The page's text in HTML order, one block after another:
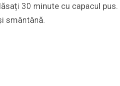
30 minute cu capacul pus.
smântână.